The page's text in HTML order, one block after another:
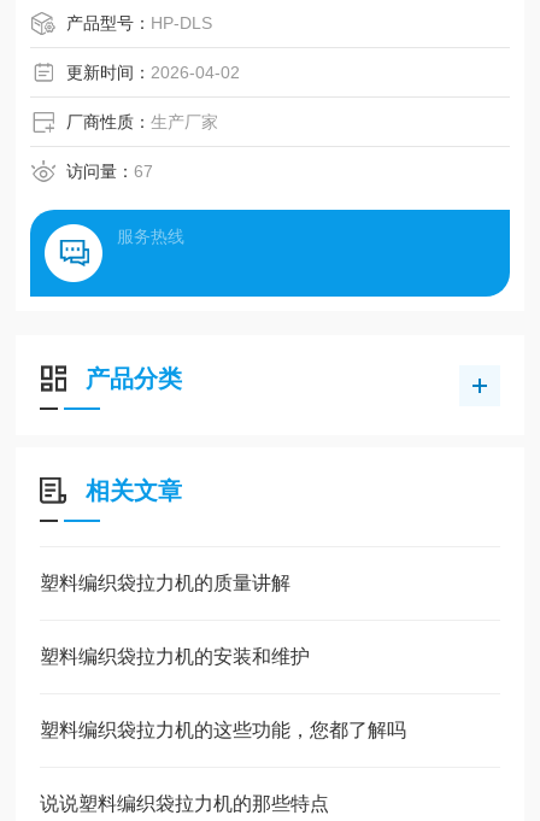
验 。
产品型号： HP-DLS
更新时间： 2026-04-02
厂商性质：生产厂家
访问量：67
服务热线
产品分类
相关文章
塑料编织袋拉力机的质量讲解
塑料编织袋拉力机的安装和维护
塑料编织袋拉力机的这些功能，您都了解吗
说说塑料编织袋拉力机的那些特点